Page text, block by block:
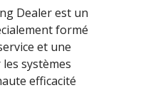
Dealer est un
formé
et une
systèmes
efficacité